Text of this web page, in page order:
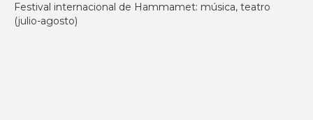
Festival internacional de Hammamet: música, teatro
(julio-agosto)